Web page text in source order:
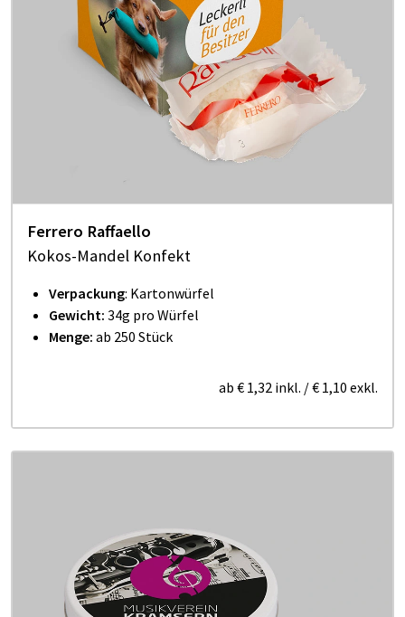
Ferrero Raffaello
Kokos-Mandel Konfekt
Verpackung: Kartonwürfel
Gewicht: 34g pro Würfel
Menge: ab 250 Stück
ab € 1,32 inkl. /€ 1,10 exkl.